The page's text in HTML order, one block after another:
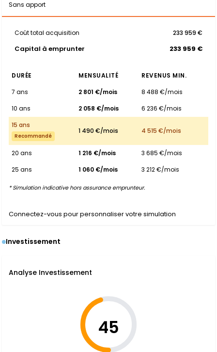
Sans apport
Coût total acquisition 233 959 €
Capital à emprunter 233 959 €
DURÉE MENSUALITÉ
REVENUS MIN.
7 ans
2 801 €/mois
8 488 €/mois
10 ans
2 058 €/mois
6 236 €/mois
15 ans
Recommandé
1 490 €/mois 4 515 €/mois
20 ans 1 216 €/mois
3 685 €/mois
25 ans
1 060 €/mois 3 212 €/mois
* Simulation indicative hors assurance emprunteur.
Connectez-vous pour personnaliser votre simulation
Investissement
Analyse Investissement
45